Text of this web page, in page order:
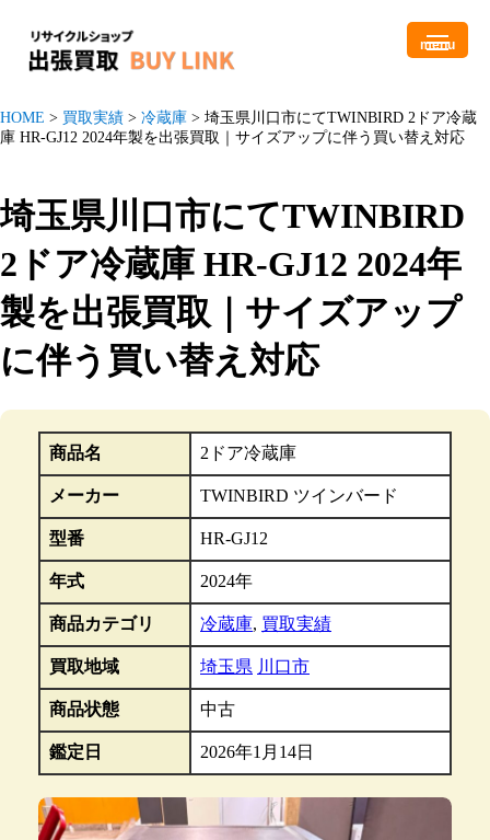
menu
HOME > 買取実績 > 冷蔵庫 > 埼玉県川口市にてTWINBIRD 2ドア冷蔵
庫 HR-GJ12 2024年製を出張買取｜サイズアップに伴う買い替え対応
埼玉県川口市にてTWINBIRD
2ドア冷蔵庫 HR-GJ12 2024年
製を出張買取｜サイズアップ
に伴う買い替え対応
商品名 2ドア冷蔵庫
メーカー TWINBIRD ツインバード
型番 HR-GJ12
年式 2024年
商品カテゴリ 冷蔵庫, 買取実績
買取地域 埼玉県 川口市
商品状態 中古
鑑定日 2026年1月14日